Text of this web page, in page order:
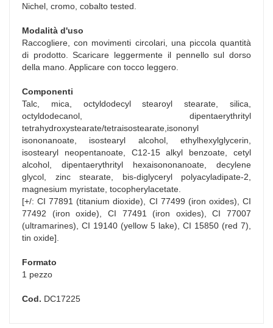
Nichel, cromo, cobalto tested.
Modalità d'uso
Raccogliere, con movimenti circolari, una piccola quantità
di prodotto. Scaricare leggermente il pennello sul dorso
della mano. Applicare con tocco leggero.
Componenti
Talc, mica, octyldodecyl stearoyl stearate, silica,
octyldodecanol, dipentaerythrityl
tetrahydroxystearate/tetraisostearate,isononyl
isononanoate, isostearyl alcohol, ethylhexylglycerin,
isostearyl neopentanoate, C12-15 alkyl benzoate, cetyl
alcohol, dipentaerythrityl hexaisononanoate, decylene
glycol, zinc stearate, bis-diglyceryl polyacyladipate-2,
magnesium myristate, tocopherylacetate.
[+/: CI 77891 (titanium dioxide), CI 77499 (iron oxides), CI
77492 (iron oxide), CI 77491 (iron oxides), CI 77007
(ultramarines), CI 19140 (yellow 5 lake), CI 15850 (red 7),
tin oxide].
Formato
1 pezzo
Cod. DC17225